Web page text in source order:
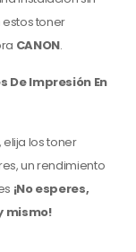
toner
CANON.
De Impresión En
los toner
un rendimiento
¡No esperes,
mismo!